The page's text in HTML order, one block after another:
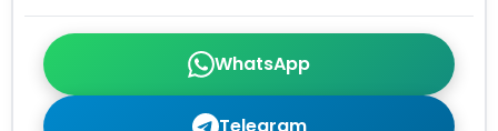
WhatsApp